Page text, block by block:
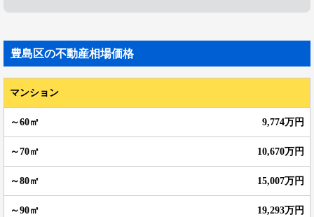
は、池袋駅、巣鴨駅
豊島区の不動産相場価格
マンション
9,774万円
10,670万円
15,007万円
19,293万円